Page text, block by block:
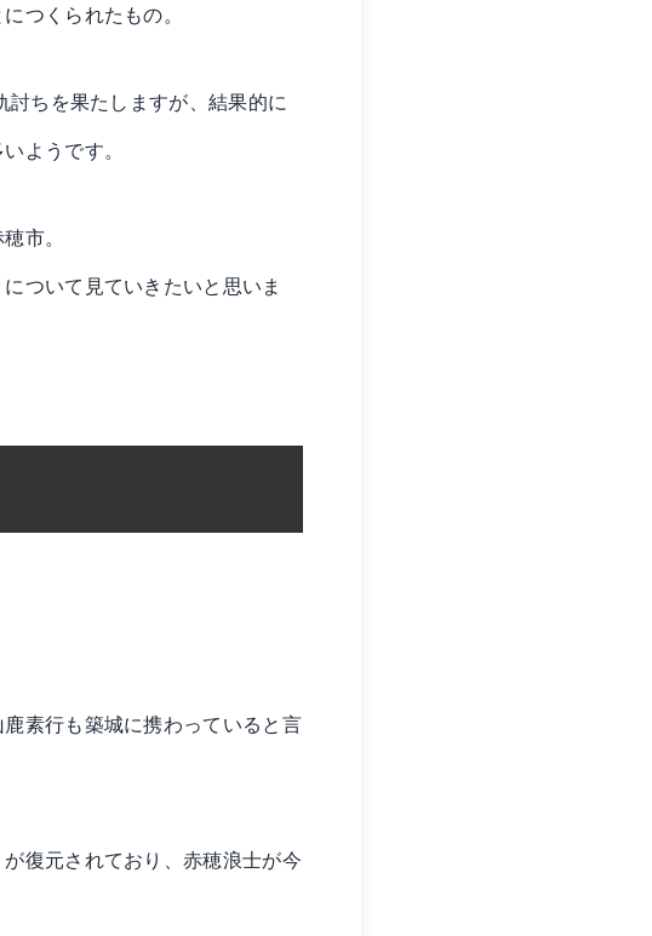
つくられたもの。
ちを果たしますが、結果的に
ようです。
市。
ついて見ていきたいと思いま
素行も築城に携わっていると言
復元されており、赤穂浪士が今